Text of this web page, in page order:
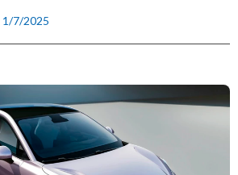
1/7/2025